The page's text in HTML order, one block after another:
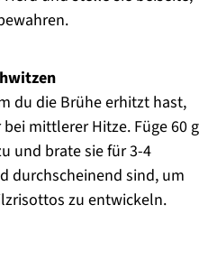
du die Brühe erhitzt hast,
mittlerer Hitze. Füge 60 g
und brate sie für 3-4
durchscheinend sind, um
zu entwickeln.